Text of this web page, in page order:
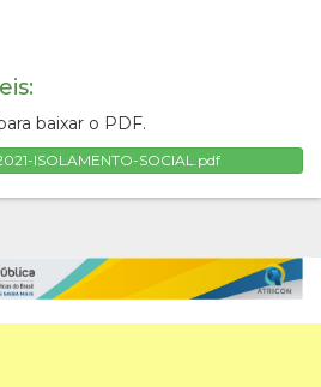
baixar o PDF.
ISOLAMENTO-SOCIAL.pdf